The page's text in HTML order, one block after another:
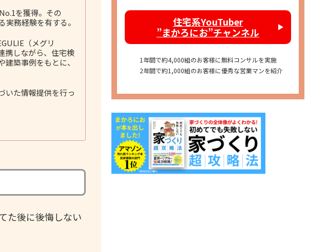
を獲得。その
務経験を有する。
（メグリ
携しながら、住宅検
築事例をもとに、
いた情報提供を行っ
た後に後悔しない
住宅系YouTuber
”まかろにお”チャンネル
1年間で約4,000組のお客様に無料コンサルを実施
2年間で約1,000組のお客様に優秀な営業マンを紹介